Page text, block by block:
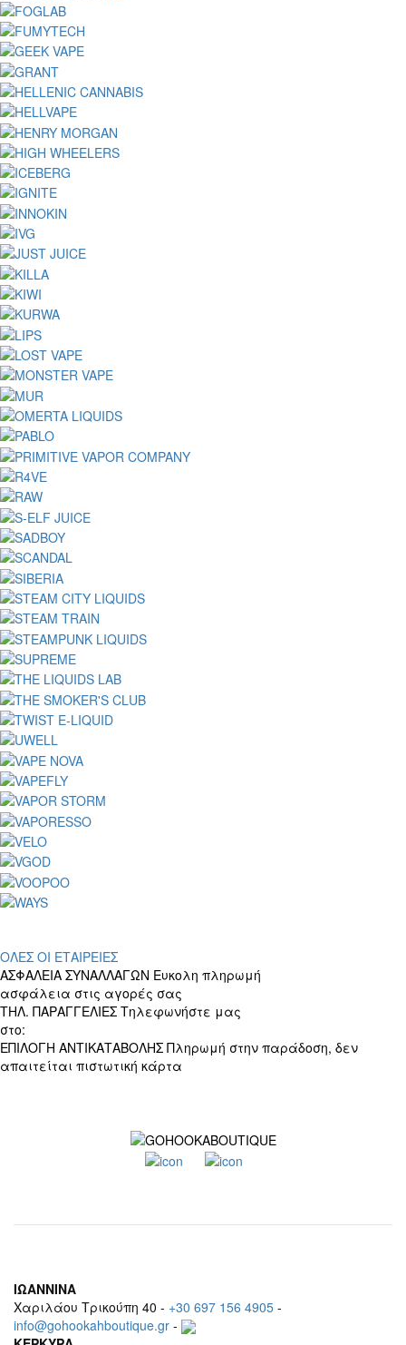
ΟΛΕΣ ΟΙ ΕΤΑΙΡΕΙΕΣ
ΑΣΦΑΛΕΙΑ ΣΥΝΑΛΛΑΓΩΝ Ευκολη πληρωμή
ασφάλεια στις αγορές σας
ΤΗΛ. ΠΑΡΑΓΓΕΛΙΕΣ Τηλεφωνήστε μας
στο:
ΕΠΙΛΟΓΗ ΑΝΤΙΚΑΤΑΒΟΛΗΣ Πληρωμή στην παράδοση, δεν
απαιτείται πιστωτική κάρτα
ΙΩΑΝΝΙΝΑ
Χαριλάου Τρικούπη 40 - +30 697 156 4905 -
info@gohookahboutique.gr -